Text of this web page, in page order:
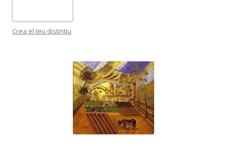
Crea el teu distintiu